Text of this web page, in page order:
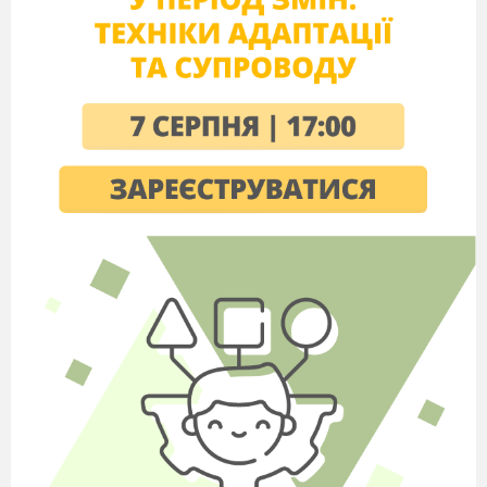
складеної в масштабі:
А)1:500
В)1:10000
Г)1:1000000
8.Масштабні (контурні )умовні знаки:
А)символи (знаки), що зображують предмети,
площа яких не може бути виражена в масштабі
Б)використовують для позначення об
відображаються в масштабі карти або плану (н-
д: болота, озера)
В)використовують для позначення видовжених
єктів, при цьому їхня довжина відображена
в масштабі карти, а ширина завищена
9.Пояснювальні умовні знаки: